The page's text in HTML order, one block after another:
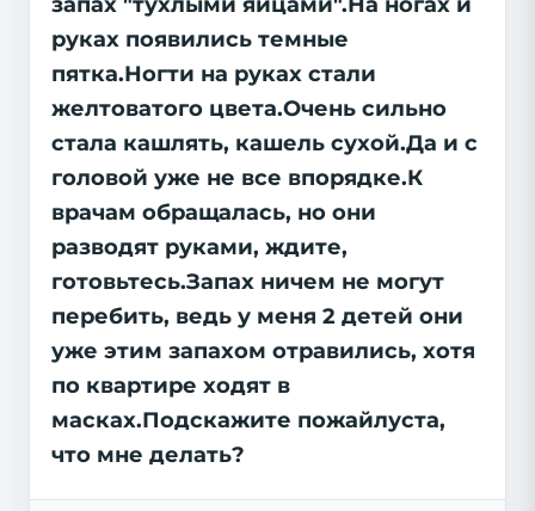
руках появились темные
пятка.Ногти на руках стали
желтоватого цвета.Очень сильно
стала кашлять, кашель сухой.Да и с
головой уже не все впорядке.К
врачам обращалась, но они
разводят руками, ждите,
готовьтесь.Запах ничем не могут
перебить, ведь у меня 2 детей они
уже этим запахом отравились, хотя
по квартире ходят в
масках.Подскажите пожайлуста,
что мне делать?